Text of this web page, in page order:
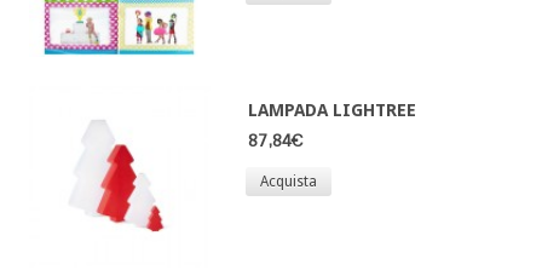
LAMPADA LIGHTREE
87,84€
Acquista